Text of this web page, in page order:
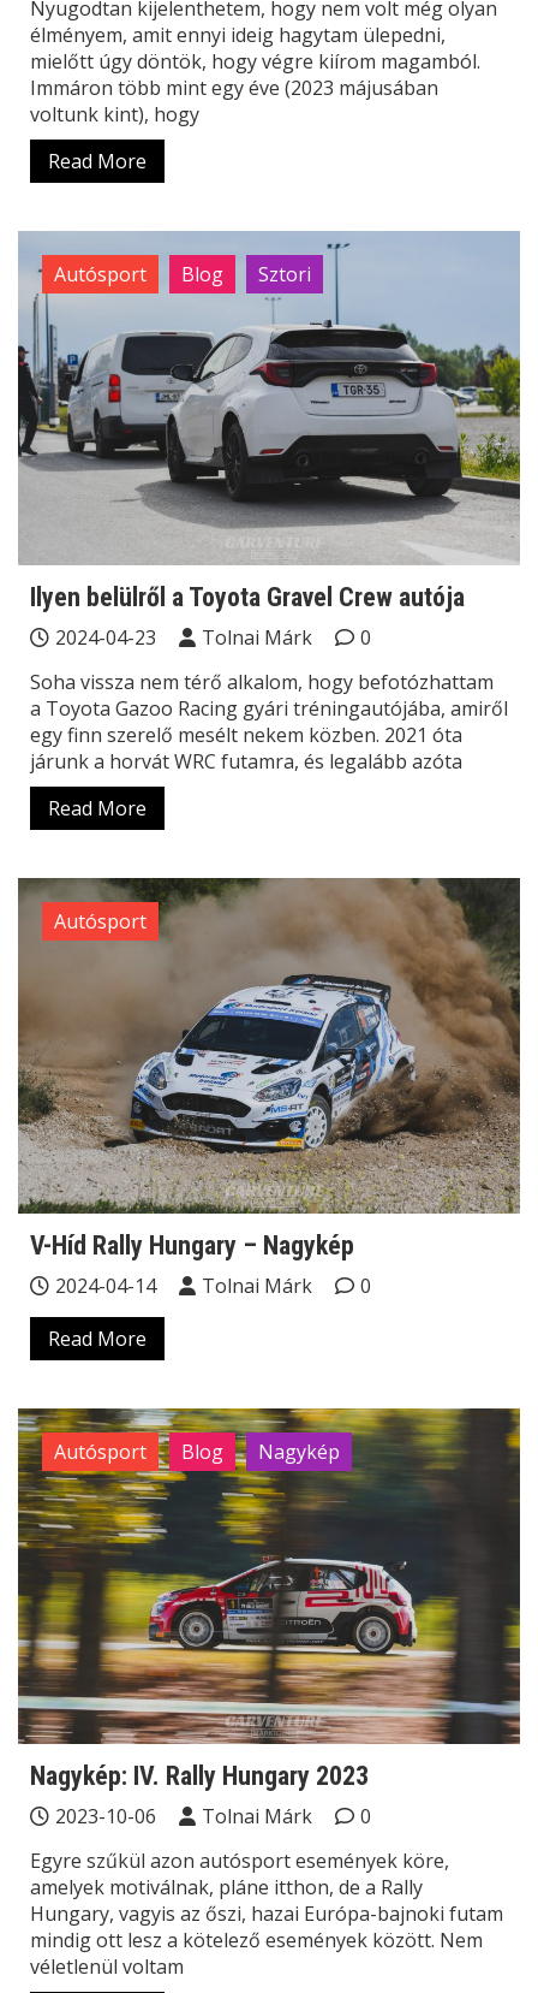
Nyugodtan kijelenthetem, hogy nem volt még olyan
élményem, amit ennyi ideig hagytam ülepedni,
mielőtt úgy döntök, hogy végre kiírom magamból.
Immáron több mint egy éve (2023 májusában
voltunk kint), hogy
Read More
Autósport Blog Sztori
Ilyen belülről a Toyota Gravel Crew autója
2024-04-23 Tolnai Márk
0
Soha vissza nem térő alkalom, hogy befotózhattam
a Toyota Gazoo Racing gyári tréningautójába, amiről
egy finn szerelő mesélt nekem közben. 2021 óta
járunk a horvát WRC futamra, és legalább azóta
Read More
Autósport
V-Híd Rally Hungary – Nagykép
2024-04-14 Tolnai Márk
0
Read More
Autósport Blog Nagykép
Nagykép: IV. Rally Hungary 2023
2023-10-06 Tolnai Márk
0
Egyre szűkül azon autósport események köre,
amelyek motiválnak, pláne itthon, de a Rally
Hungary, vagyis az őszi, hazai Európa-bajnoki futam
mindig ott lesz a kötelező események között. Nem
véletlenül voltam